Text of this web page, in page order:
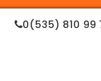
0(535) 810 99